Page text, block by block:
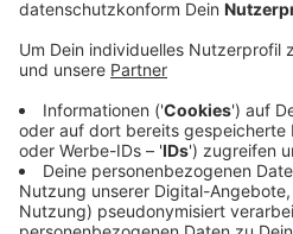
Transportwege sind durch
blockiert. Das wirkt sich nicht
aus, sagt
der Uni Münster. Wege
steigen und damit verteuern
Dauer des Krieges spiele